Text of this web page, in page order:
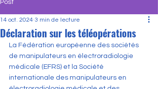
Post
Déclaration sur les téléopérations
14 oct. 2024 3 min de lecture
La Fédération européenne des sociétés
de manipulateurs en électroradiologie
médicale (EFRS) et la Société
internationale des manipulateurs en